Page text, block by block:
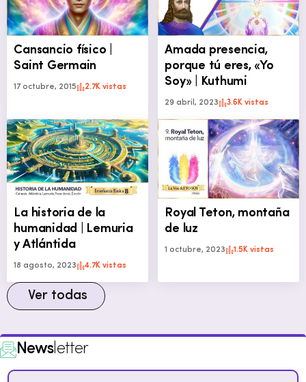
Cansancio físico |
Saint Germain
17 octubre, 2015 2.7K vistas
Amada presencia,
porque tú eres, «Yo
Soy» | Kuthumi
29 abril, 2023 3.6K vistas
La historia de la
humanidad | Lemuria
y Atlántida
18 agosto, 2023 4.7K vistas
Royal Teton, montaña
de luz
1 octubre, 2023 1.5K vistas
Ver todas
Newsletter